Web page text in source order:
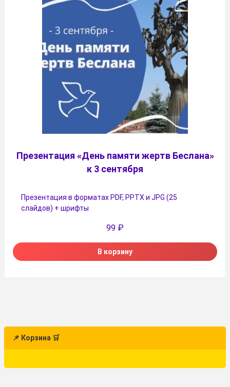
Презентация «День памяти жертв Беслана»
к 3 сентября
Презентация в форматах PDF, PPTX и JPG (25
слайдов) + шрифты
99 ₽
В корзину
📌 Корзина 🛒